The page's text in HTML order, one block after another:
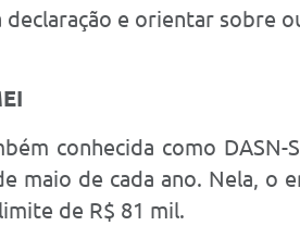
e orientar sobre
conhecida como
maio de cada ano. Nela,
de R$ 81 mil.